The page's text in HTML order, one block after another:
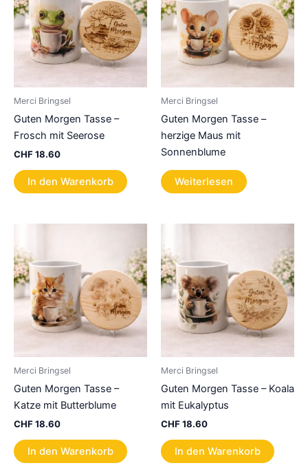
Merci Bringsel
Guten Morgen Tasse –
Frosch mit Seerose
CHF18.60
In den Warenkorb
Merci Bringsel
Guten Morgen Tasse –
herzige Maus mit
Sonnenblume
Weiterlesen
Merci Bringsel
Guten Morgen Tasse –
Katze mit Butterblume
CHF18.60
In den Warenkorb
Merci Bringsel
Guten Morgen Tasse – Koala
mit Eukalyptus
CHF18.60
In den Warenkorb